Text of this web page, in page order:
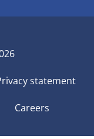
statement
Careers